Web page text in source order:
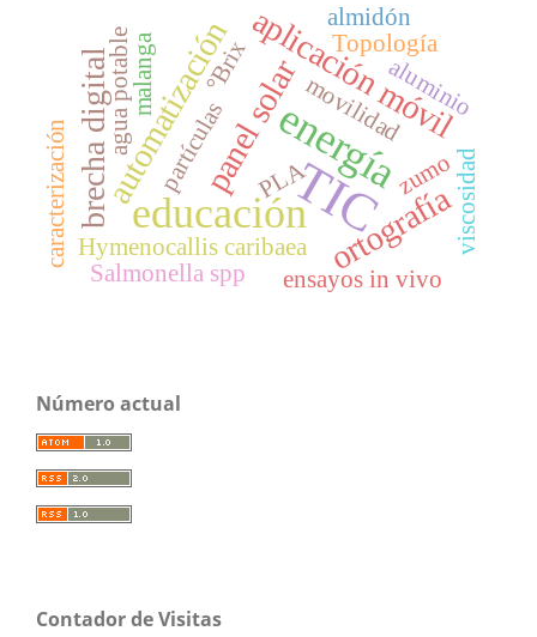
TIC
energía
educación
panel solaraplicación móvil
automatización
ortografía
brecha digital partículas
ensayos in vivo
Hymenocallis caribaea
agua potable
caracterización
Salmonella spp
movilidad
malanga
PLA
Topología
almidón
aluminio
zumoviscosidad
°Brix
Número actual
Contador de Visitas